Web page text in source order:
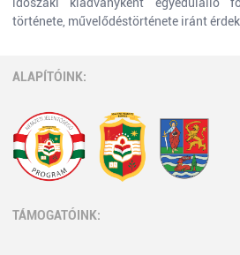
története, művelődéstörténete iránt
ALAPÍTÓINK:
TÁMOGATÓINK: